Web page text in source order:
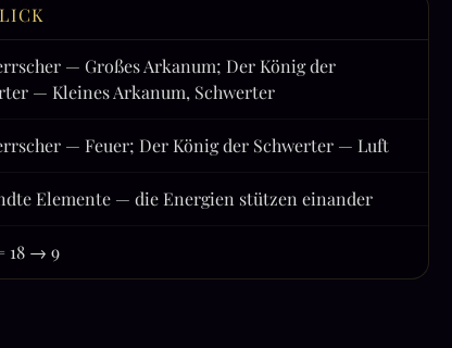
— Großes Arkanum; Der König der
— Kleines Arkanum, Schwerter
— Feuer; Der König der Schwerter — Luft
Elemente — die Energien stützen einander
18 → 9